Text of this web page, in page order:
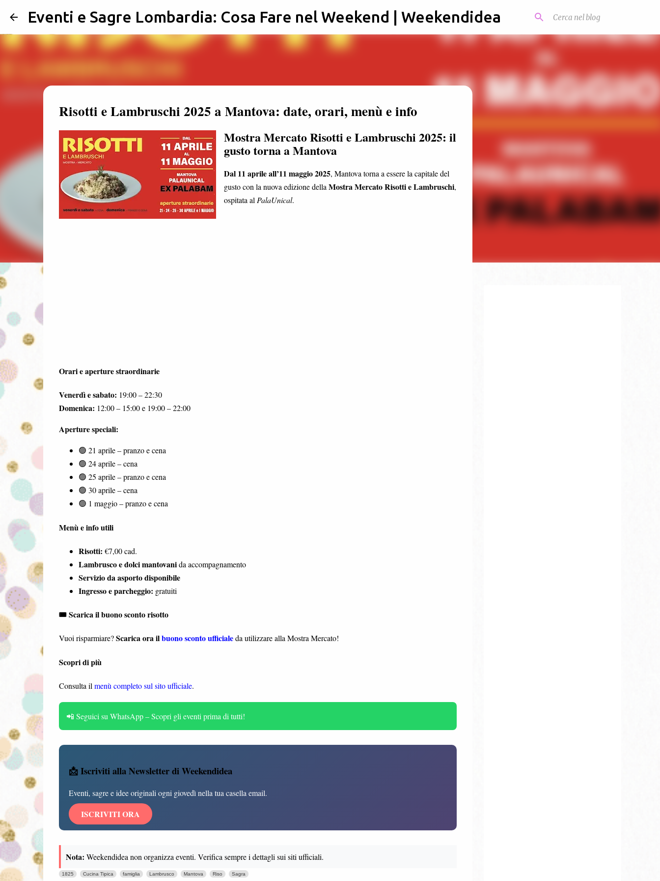
Passa ai contenuti principali
Eventi e Sagre Lombardia: Cosa Fare nel Weekend | Weekendidea
Risotti e Lambruschi 2025 a Mantova: date, orari, menù e info
Mostra Mercato Risotti e Lambruschi 2025: il
gusto torna a Mantova
Dal 11 aprile all’11 maggio 2025, Mantova torna a essere la capitale del
gusto con la nuova edizione della Mostra Mercato Risotti e Lambruschi,
ospitata al PalaUnical.
Orari e aperture straordinarie
Venerdì e sabato: 19:00 – 22:30
Domenica: 12:00 – 15:00 e 19:00 – 22:00
Aperture speciali:
🟢 21 aprile – pranzo e cena
🟢 24 aprile – cena
🟢 25 aprile – pranzo e cena
🟢 30 aprile – cena
🟢 1 maggio – pranzo e cena
Menù e info utili
Risotti: €7,00 cad.
Lambrusco e dolci mantovanida accompagnamento
Servizio da asporto disponibile
Ingresso e parcheggio: gratuiti
🎟️ Scarica il buono sconto risotto
Vuoi risparmiare?Scarica ora ilbuono sconto ufficialeda utilizzare alla Mostra Mercato!
Scopri di più
Consulta il menù completo sul sito ufficiale.
📲 Seguici su WhatsApp – Scopri gli eventi prima di tutti!
📩 Iscriviti alla Newsletter di Weekendidea
Eventi, sagre e idee originali ogni giovedì nella tua casella email.
ISCRIVITI ORA
Nota: Weekendidea non organizza eventi. Verifica sempre i dettagli sui siti ufficiali.
1825 Cucina Tipica famiglia Lambrusco Mantova Riso Sagra